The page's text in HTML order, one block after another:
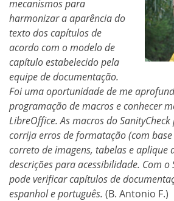
mecanismos para
harmonizar a aparência do
texto dos capítulos de
acordo com o modelo de
capítulo estabelecido pela
equipe de documentação.
Foi uma oportunidade de me
programação de macros e conhecer
LibreOffice. As macros do
corrija erros de formatação (com
correto de imagens, tabelas e aplique
descrições para acessibilidade. Com o
pode verificar capítulos de
espanhol e português. (B. Antonio F.)